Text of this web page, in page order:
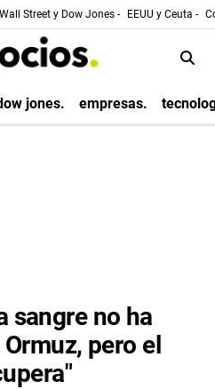
Wall Street y Dow Jones - EEUU y Ceuta -
jones. empresas.
sangre no ha
pero el